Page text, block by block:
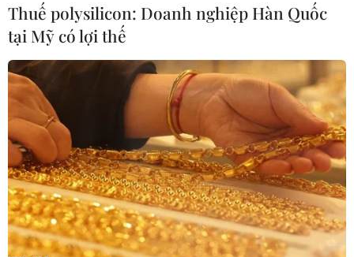
Kiểm soát rác thải từ nguồn - Giải
pháp bảo vệ kênh rạch TP Hồ Chí
Minh trong mùa mưa
07/08/2026 04:47
Miền Bắc giảm mưa từ đêm
nay, cuối tuần chuyển nắng nóng
07/08/2026 04:41
Thuế polysilicon: Doanh nghiệp Hàn Quốc
tại Mỹ có lợi thế